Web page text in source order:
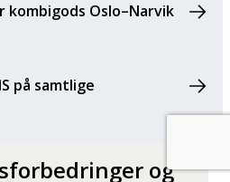
Oslo–Narvik
på samtlige
og